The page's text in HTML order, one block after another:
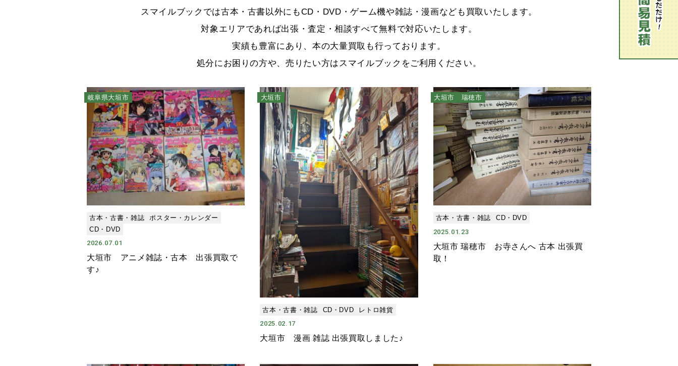
スマイルブックでは古本・古書以外にもCD・DVD・ゲーム機や雑誌・漫画なども買取いたします。
対象エリアであれば出張・査定・相談すべて無料で対応いたします。
実績も豊富にあり、本の大量買取も行っております。
処分にお困りの方や、売りたい方はスマイルブックをご利用ください。
岐阜県大垣市
古本・古書・雑誌
ポスター・カレンダー
CD・DVD
2026.07.01
大垣市 アニメ雑誌・古本 出張買取で
す♪
大垣市
古本・古書・雑誌 CD・DVD
レトロ雑貨
2025.02.17
大垣市 漫画 雑誌 出張買取しました♪
大垣市 瑞穂市
古本・古書・雑誌
CD・DVD
2025.01.23
大垣市 瑞穂市 お寺さんへ 古本 出張買
取！